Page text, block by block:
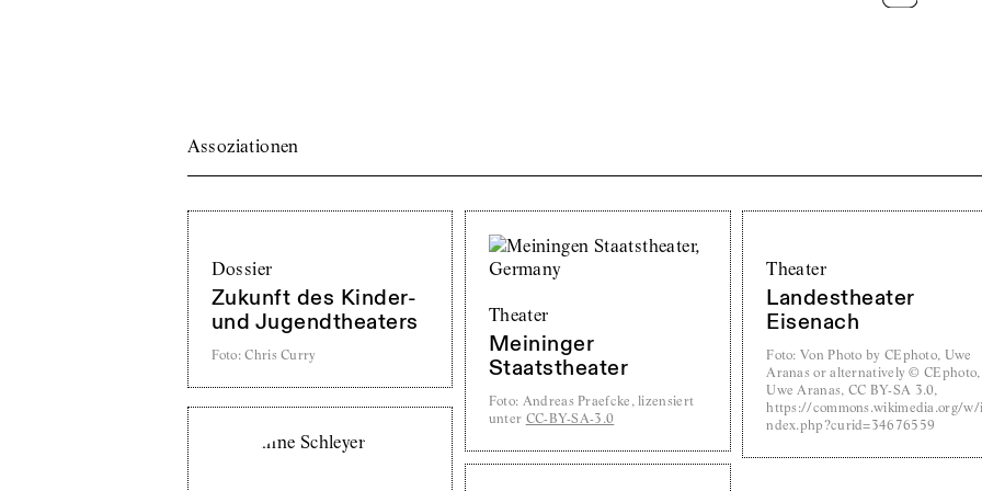
Assoziationen
Dossier
Zukunft des Kinder-
und Jugendtheaters
Foto: Chris Curry
Theater
Meininger
Staatstheater
Foto: Andreas Praefcke, lizensiert
unter CC-BY-SA-3.0
Theater
Landestheater
Eisenach
Foto: Von Photo by CEphoto, Uwe
Aranas or alternatively © CEphoto,
Uwe Aranas, CC BY-SA 3.0,
https://commons.wikimedia.org/w/i
ndex.php?curid=34676559